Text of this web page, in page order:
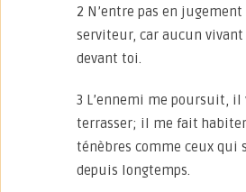
2 N’entre pas en jugement
serviteur, car aucun vivant
devant toi.
3 L’ennemi me poursuit, il
terrasser; il me fait
ténèbres comme ceux qui
depuis longtemps.